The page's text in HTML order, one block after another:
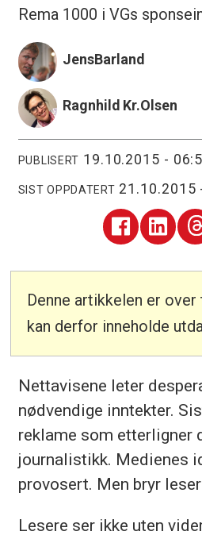
Rema 1000 i VGs
JensBarland
Ragnhild Kr.Olsen
PUBLISERT 19.10.2015 -
SIST OPPDATERT
Denne artikkelen er
kan derfor inneholde
Nettavisene leter
nødvendige inntekter.
reklame som etterligner
journalistikk. Medienes
provosert. Men bryr
Lesere ser ikke uten